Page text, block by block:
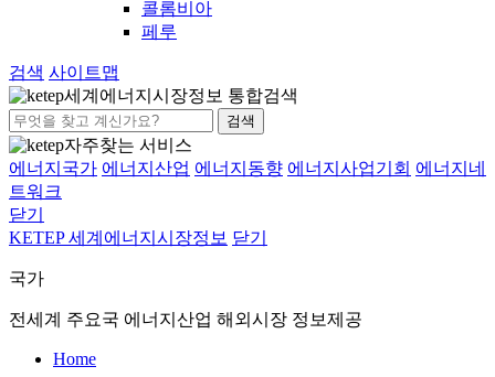
콜롬비아
페루
검색 사이트맵
세계에너지시장정보 통합검색
검색
자주찾는 서비스
에너지국가 에너지산업 에너지동향 에너지사업기회 에너지네
트워크
닫기
KETEP 세계에너지시장정보 닫기
국가
전세계 주요국 에너지산업 해외시장 정보제공
Home